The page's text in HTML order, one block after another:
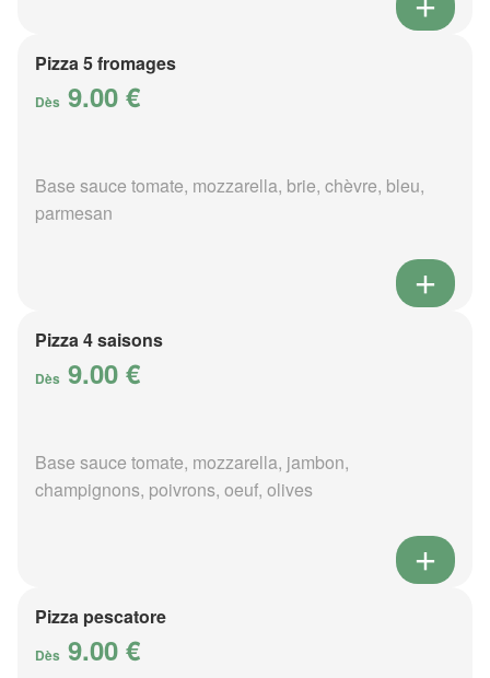
Pizza 5 fromages
Dès 9.00 €
Base sauce tomate, mozzarella, brie, chèvre, bleu,
parmesan
Pizza 4 saisons
Dès 9.00 €
Base sauce tomate, mozzarella, jambon,
champignons, poivrons, oeuf, olives
Pizza pescatore
Dès 9.00 €